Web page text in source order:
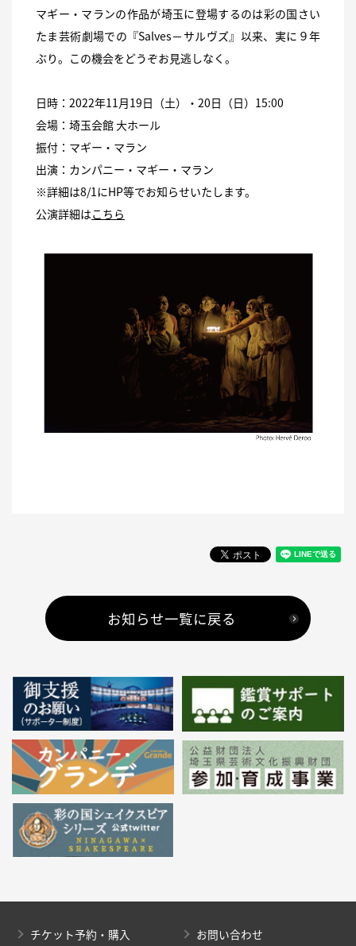
マギー・マランの作品が埼玉に登場するのは彩の国さい
たま芸術劇場での『Salves－サルヴズ』以来、実に９年
ぶり。この機会をどうぞお見逃しなく。
日時：2022年11月19日（土）・20日（日）15:00
会場：埼玉会館 大ホール
振付：マギー・マラン
出演：カンパニー・マギー・マラン
※詳細は8/1にHP等でお知らせいたします。
公演詳細はこちら
お知らせ一覧に戻る
チケット予約・購入 お問い合わせ